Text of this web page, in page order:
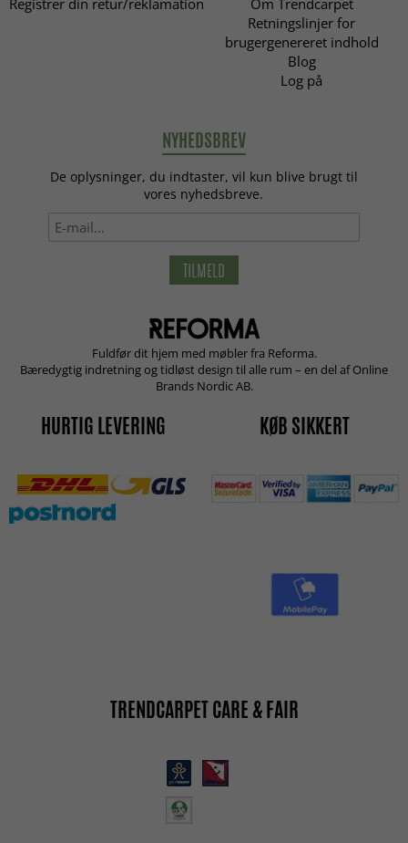
Retningslinjer for
brugergenereret indhold
Blog
Log på
NYHEDSBREV
De oplysninger, du indtaster, vil kun blive brugt til
vores nyhedsbreve.
TILMELD
Fuldfør dit hjem med møbler fra Reforma.
Bæredygtig indretning og tidløst design til alle rum – en del af Online
Brands Nordic AB.
HURTIG LEVERING KØB SIKKERT
TRENDCARPET CARE & FAIR